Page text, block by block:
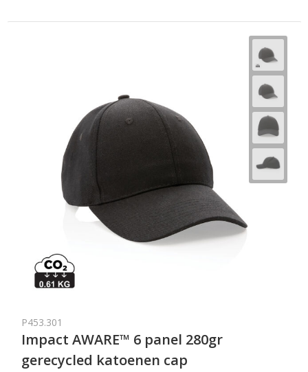
P453.301
Impact AWARE™ 6 panel 280gr
gerecycled katoenen cap